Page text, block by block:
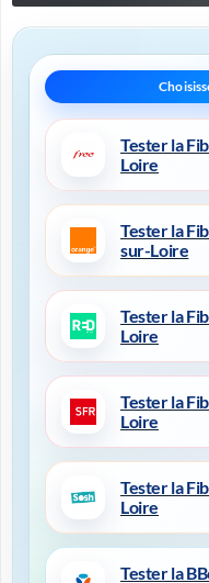
Tester la
Loire
Tester la
sur-Loire
Tester la
Loire
Tester la
Loire
Tester la
Loire
Tester la